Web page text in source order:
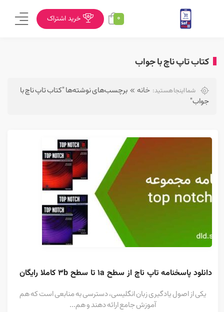
0 خرید اشتراک
کتاب تاپ ناچ با جواب
شما اینجا هستید: خانه
برچسب‌های نوشته‌ها "کتاب تاپ ناچ با
جواب"
دانلود پاسخنامه تاپ ناچ از سطح 1a تا سطح 3b کاملا رایگان
یکی از اصول یادگیری زبان انگلیسی، دسترسی به منابعی است که هم
آموزش جامع ارائه دهند و هم...